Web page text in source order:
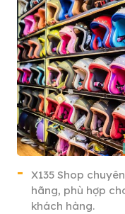
X135 Shop
hãng, phù hợp
khách hàng.